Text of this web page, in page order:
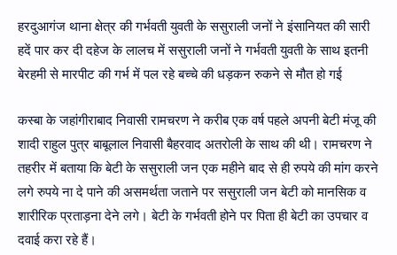
हरदुआगंज थाना क्षेत्र की गर्भवती युवती के ससुराली जनों ने इंसानियत की सारी
हदें पार कर दी दहेज के लालच में ससुराली जनों ने गर्भवती युवती के साथ इतनी
बेरहमी से मारपीट की गर्भ में पल रहे बच्चे की धड़कन रुकने से मौत हो गई
कस्बा के जहांगीराबाद निवासी रामचरण ने करीब एक वर्ष पहले अपनी बेटी मंजू की
शादी राहुल पुत्र बाबूलाल निवासी बैहरवाद अतरोली के साथ की थी। रामचरण ने
तहरीर में बताया कि बेटी के ससुराली जन एक महीने बाद से ही रुपये की मांग करने
लगे रुपये ना दे पाने की असमर्थता जताने पर ससुराली जन बेटी को मानसिक व
शारीरिक प्रताड़ना देने लगे। बेटी के गर्भवती होने पर पिता ही बेटी का उपचार व
दवाई करा रहे हैं।